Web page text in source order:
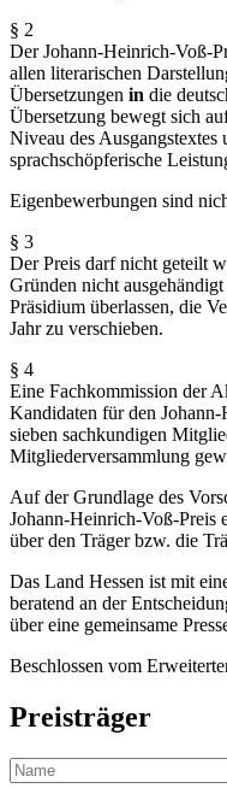
§ 2
Der Johann-Heinrich-Voß-
allen literarischen
Übersetzungen in die
Übersetzung bewegt sich
Niveau des Ausgangstextes
sprachschöpferische
Eigenbewerbungen sind
§ 3
Der Preis darf nicht geteilt
Gründen nicht
Präsidium überlassen, die
Jahr zu verschieben.
§ 4
Eine Fachkommission der
Kandidaten für den
sieben sachkundigen
Mitgliederversammlung
Auf der Grundlage des
Johann-Heinrich-Voß-Preis
über den Träger bzw. die
Das Land Hessen ist mit
beratend an der
über eine gemeinsame
Beschlossen vom
Preisträger